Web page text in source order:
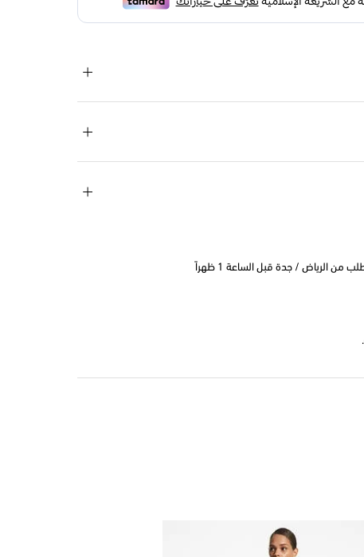
الرياض / جدة قبل الساعة 1 ظهراً